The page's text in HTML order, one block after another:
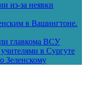
из-за неявки
в Вашингтоне.
главкома ВСУ
в Сургуте
Зеленскому